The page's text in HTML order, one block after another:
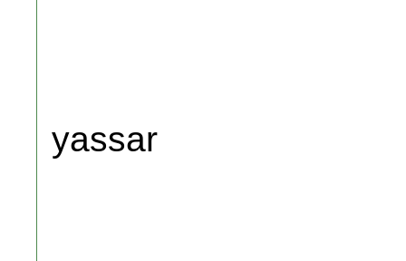
yassar